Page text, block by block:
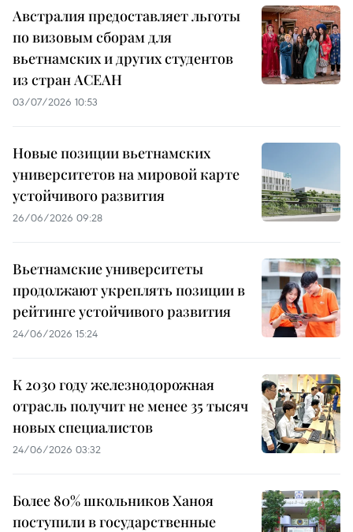
Австралия предоставляет льготы
по визовым сборам для
вьетнамских и других студентов
из стран АСЕАН
03/07/2026 10:53
Новые позиции вьетнамских
университетов на мировой карте
устойчивого развития
26/06/2026 09:28
Вьетнамские университеты
продолжают укреплять позиции в
рейтинге устойчивого развития
24/06/2026 15:24
К 2030 году железнодорожная
отрасль получит не менее 35 тысяч
новых специалистов
24/06/2026 03:32
Более 80% школьников Ханоя
поступили в государственные